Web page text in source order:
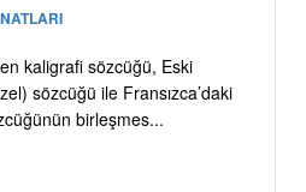
kaligrafi sözcüğü, Eski
sözcüğü ile Fransızca’daki
birleşmes...